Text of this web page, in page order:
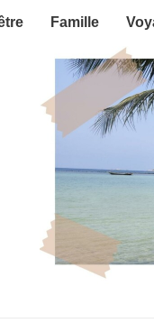
Famille